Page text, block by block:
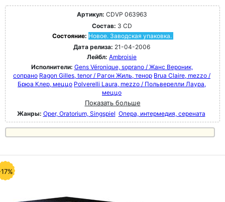
Артикул: CDVP 063963
Состав: 3 CD
Состояние: Новое. Заводская упаковка.
Дата релиза: 21-04-2006
Лейбл: Ambroisie
Исполнители: Gens Véronique, soprano / Жанс Вероник,
сопрано Ragon Gilles, tenor / Рагон Жиль, тенор Brua Claire, mezzo /
Брюа Клер, меццо Polverelli Laura, mezzo / Польверелли Лаура,
меццо
Показать больше
Жанры: Oper, Oratorium, Singspiel Опера, интермедия, серената